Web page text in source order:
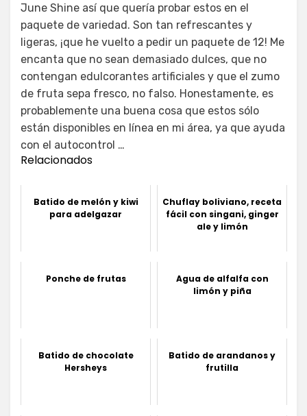
June Shine así que quería probar estos en el
paquete de variedad. Son tan refrescantes y
ligeras, ¡que he vuelto a pedir un paquete de 12! Me
encanta que no sean demasiado dulces, que no
contengan edulcorantes artificiales y que el zumo
de fruta sepa fresco, no falso. Honestamente, es
probablemente una buena cosa que estos sólo
están disponibles en línea en mi área, ya que ayuda
con el autocontrol …
Relacionados
Batido de melón y kiwi
para adelgazar
Chuflay boliviano, receta
fácil con singani, ginger
ale y limón
Ponche de frutas
Agua de alfalfa con
limón y piña
Batido de chocolate
Hersheys
Batido de arandanos y
frutilla